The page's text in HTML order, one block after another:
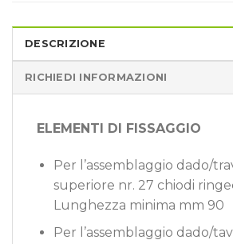
DESCRIZIONE
RICHIEDI INFORMAZIONI
ELEMENTI DI FISSAGGIO
Per l’assemblaggio dado/
superiore nr. 27 chiodi
Lunghezza minima mm 90
Per l’assemblaggio dado/